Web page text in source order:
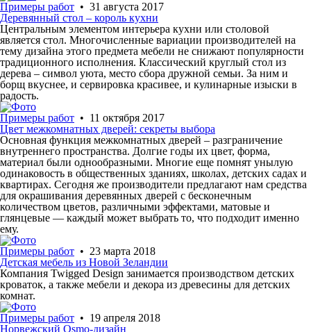
Примеры работ • 31 августа 2017
Деревянный стол – король кухни
Центральным элементом интерьера кухни или столовой
является стол. Многочисленные вариации производителей на
тему дизайна этого предмета мебели не снижают популярности
традиционного исполнения. Классический круглый стол из
дерева – символ уюта, место сбора дружной семьи. За ним и
борщ вкуснее, и сервировка красивее, и кулинарные изыски в
радость.
Примеры работ • 11 октября 2017
Цвет межкомнатных дверей: секреты выбора
Основная функция межкомнатных дверей – разграничение
внутреннего пространства. Долгие годы их цвет, форма,
материал были однообразными. Многие еще помнят унылую
одинаковость в общественных зданиях, школах, детских садах и
квартирах. Сегодня же производители предлагают нам средства
для окрашивания деревянных дверей с бесконечным
количеством цветов, различными эффектами, матовые и
глянцевые — каждый может выбрать то, что подходит именно
ему.
Примеры работ • 23 марта 2018
Детская мебель из Новой Зеландии
Компания Twigged Design занимается производством детских
кроваток, а также мебели и декора из древесины для детских
комнат.
Примеры работ • 19 апреля 2018
Норвежский Osmo-дизайн